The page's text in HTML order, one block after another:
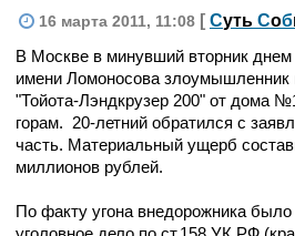
16 марта 2011, 11:08 [ Суть Соб
В Москве в минувший вторник
имени Ломоносова
"Тойота-Лэндкрузер 200" от дома
горам. 20-летний обратился с
часть. Материальный ущерб
миллионов рублей.
По факту угона внедорожника